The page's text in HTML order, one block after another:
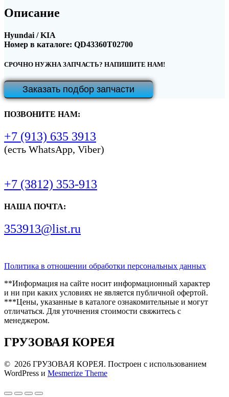
Описание
Hyundai / KIA
Номер в каталоге: QD43360T02700
СРОЧНО НУЖНА ЗАПЧАСТЬ? НАПИШИТЕ НАМ!
Заказать подбор запчасти
ПОЗВОНИТЕ НАМ:
+7 (913) 635 3913
(есть WhatsApp, Viber)
+7 (3812) 353-913
НАША ПОЧТА:
353913@list.ru
Политика в отношении обработки персональных данных
**Информация на сайте носит информационный характер
и ни при каких условиях не является публичной офертой.
***Цены, указанные в каталоге ознакомительные и могут
отличаться. Для уточнения стоимости свяжитесь с
менеджером.
ГРУЗОВАЯ КОРЕЯ
© 2026 ГРУЗОВАЯ КОРЕЯ. Построен с использованием
WordPress и Mesmerize Theme